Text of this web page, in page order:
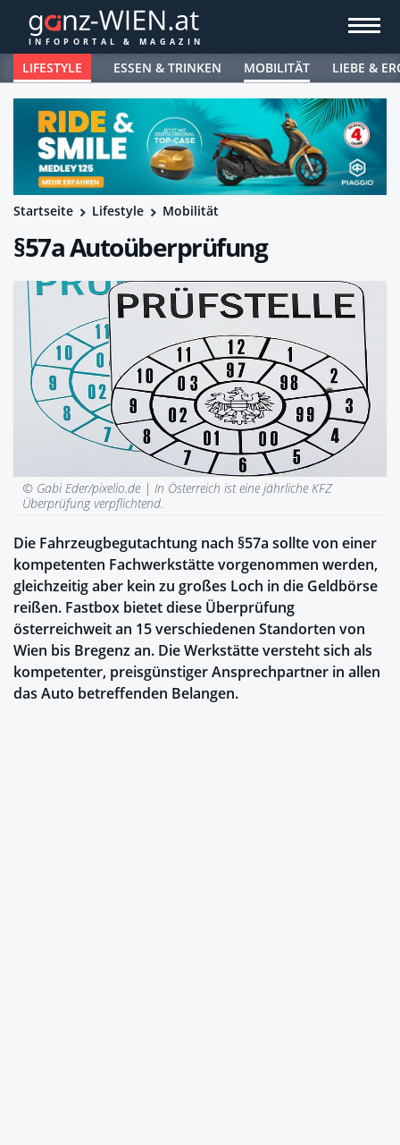
LIFESTYLE ESSEN & TRINKEN MOBILITÄT LIEBE &
Startseite Lifestyle Mobilität
§57a Autoüberprüfung
© Gabi Eder/pixelio.de | In Österreich ist eine jährliche KFZ
Überprüfung verpflichtend.
Die Fahrzeugbegutachtung nach §57a sollte von einer
kompetenten Fachwerkstätte vorgenommen werden,
gleichzeitig aber kein zu großes Loch in die Geldbörse
reißen. Fastbox bietet diese Überprüfung
österreichweit an 15 verschiedenen Standorten von
Wien bis Bregenz an. Die Werkstätte versteht sich als
kompetenter, preisgünstiger Ansprechpartner in allen
das Auto betreffenden Belangen.